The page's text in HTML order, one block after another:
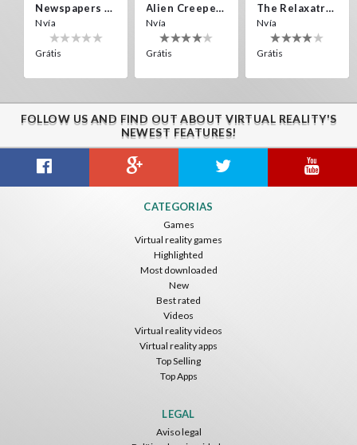
Newspapers Spain VR
Nvía
Grátis
Alien Creepers VR
Nvía
Grátis
The Relaxatron
Nvía
Grátis
Nvía
FOLLOW US AND FIND OUT ABOUT VIRTUAL REALITY'S
NEWEST FEATURES!
CATEGORIAS
Games
Virtual reality games
Highlighted
Most downloaded
New
Best rated
Videos
Virtual reality videos
Virtual reality apps
Top Selling
Top Apps
LEGAL
Aviso legal